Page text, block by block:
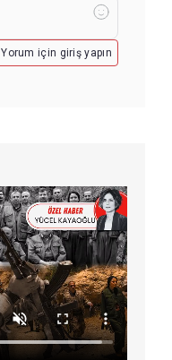
Yorum için giriş yapın